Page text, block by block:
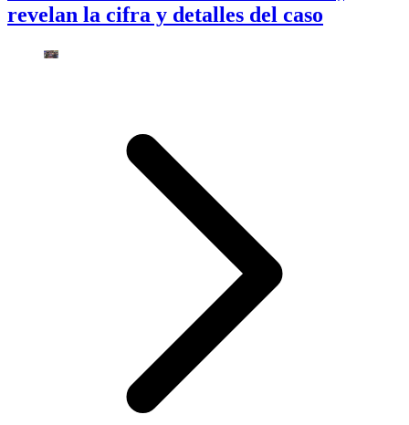
revelan la cifra y detalles del caso